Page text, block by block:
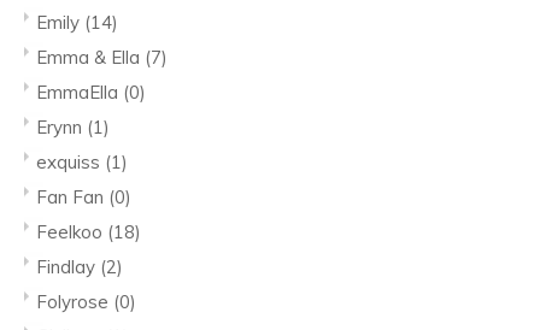
Emily (14)
Emma & Ella (7)
EmmaElla (0)
Erynn (1)
exquiss (1)
Fan Fan (0)
Feelkoo (18)
Findlay (2)
Folyrose (0)